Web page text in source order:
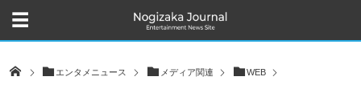
エンタメニュース メディア関連 WEB